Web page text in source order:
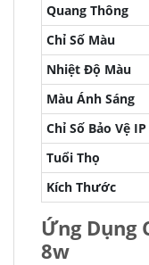
Quang Thông
Chỉ Số Màu
Nhiệt Độ Màu
Màu Ánh Sáng
Chỉ Số Bảo Vệ IP
Tuổi Thọ
Kích Thước
Ứng Dụng
8w